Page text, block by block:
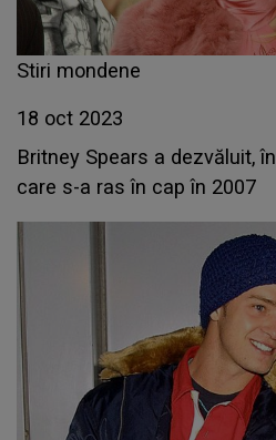
Stiri mondene
18 oct 2023
Britney Spears a dezvăluit,
care s-a ras în cap în 2007